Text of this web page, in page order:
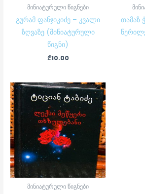
მინიატურული წიგნები
გურამ ფანჯიკიძე – კვალი
ზღვაზე (მინიატურული
წიგნი)
₾10.00
თამაზ
მინიატურული წიგნები